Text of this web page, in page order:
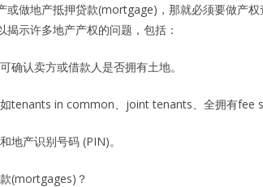
或做地产抵押贷款(mortgage)，那就必须要做产
揭示许多地产产权的问题，包括：
确认卖方或借款人是否拥有土地。
tenants in common、joint tenants、全拥有fee
地产识别号码 (PIN)。
(mortgages)？